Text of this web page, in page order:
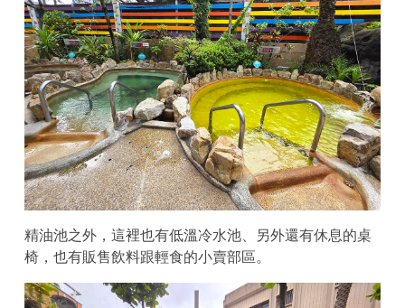
精油池之外，這裡也有低溫冷水池、另外還有休息的桌
椅，也有販售飲料跟輕食的小賣部區。